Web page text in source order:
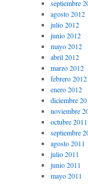
septiembre
agosto 2012
julio 2012
junio 2012
mayo 2012
abril 2012
marzo 2012
febrero 2012
enero 2012
diciembre
noviembre
octubre 2011
septiembre
agosto 2011
julio 2011
junio 2011
mayo 2011